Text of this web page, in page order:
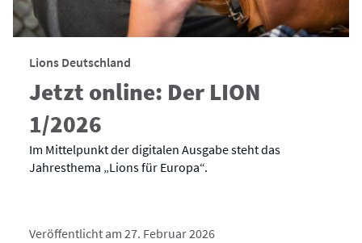
Lions Deutschland
Jetzt online: Der LION
1/2026
Im Mittelpunkt der digitalen Ausgabe steht das
Jahresthema „Lions für Europa“.
Veröffentlicht am 27. Februar 2026